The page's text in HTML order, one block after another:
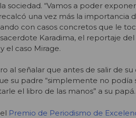
sociedad. “Vamos a poder
una vez más la importancia
con casos concretos que le
Karadima, el reportaje del
el caso Mirage.
señalar que antes de salir de su
su padre “simplemente no podía
el libro de las manos” a su papá.
Premio de Periodismo de